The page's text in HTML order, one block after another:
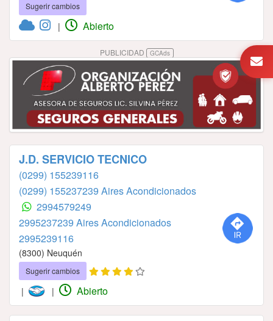
Sugerir cambios
| Abierto
PUBLICIDAD GCAds
J.D. SERVICIO TECNICO
(0299) 155239116
(0299) 155237239 Aires Acondicionados
2994579249
2995237239 Aires Acondicionados
2995239116
(8300) Neuquén
Sugerir cambios
| | Abierto